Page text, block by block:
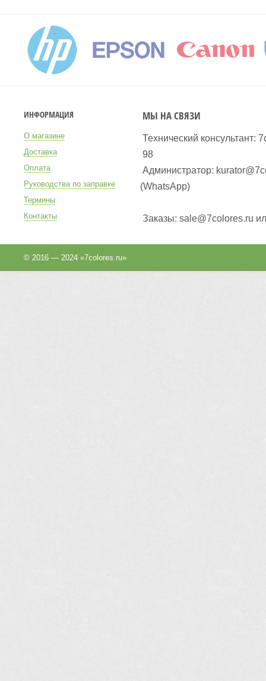
ИНФОРМАЦИЯ
О магазине
Доставка
Оплата
Руководства по заправке
Термины
Контакты
МЫ НА СВЯЗИ
Технический консультант:
98
Администратор:
(WhatsApp)
Заказы: sale@7colores.ru
© 2016 — 2024 «7colores.ru»